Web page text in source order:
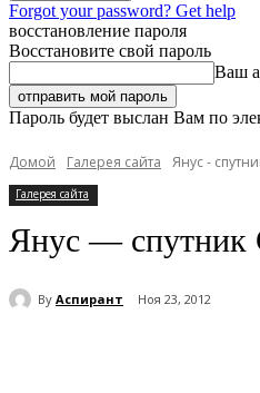
Forgot your password? Get help
восстановление пароля
Восстановите свой пароль
Ваш
Пароль будет выслан Вам по
Домой Галерея сайта Янус -
Галерея сайта
Янус — спутник
By Аспирант Ноя 23, 2012